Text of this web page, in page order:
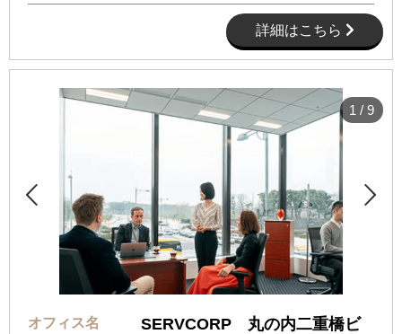
詳細はこちら
 
1 / 9
オフィス名
SERVCORP 丸の内二重橋ビ